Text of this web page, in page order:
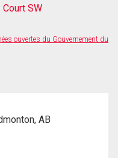
SW
ouvertes du Gouvernement du